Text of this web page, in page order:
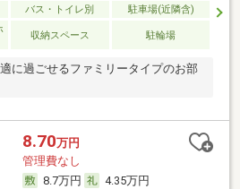
バス・トイレ別
駐車場(近隣含)
収納スペース 駐輪場
に過ごせるファミリータイプのお部
8.70万円
管理費なし
8.7万円
4.35万円